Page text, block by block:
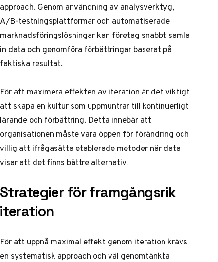
approach. Genom användning av analysverktyg,
A/B-testningsplattformar och automatiserade
marknadsföringslösningar kan företag snabbt samla
in data och genomföra förbättringar baserat på
faktiska resultat.
För att maximera effekten av iteration är det viktigt
att skapa en kultur som uppmuntrar till kontinuerligt
lärande och förbättring. Detta innebär att
organisationen måste vara öppen för förändring och
villig att ifrågasätta etablerade metoder när data
visar att det finns bättre alternativ.
Strategier för framgångsrik
iteration
För att uppnå maximal effekt genom iteration krävs
en systematisk approach och väl genomtänkta